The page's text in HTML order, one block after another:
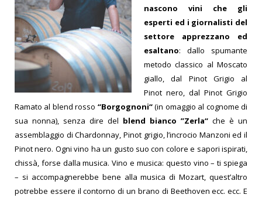
nascono vini che gli
esperti ed i giornalisti del
settore apprezzano ed
esaltano: dallo spumante
metodo classico al Moscato
giallo, dal Pinot Grigio al
Pinot nero, dal Pinot Grigio
Ramato al blend rosso “Borgognoni“(in omaggio al cognome di
sua nonna), senza dire del blend bianco ”Zerla“ che è un
assemblaggio di Chardonnay, Pinot grigio, l’incrocio Manzoni ed il
Pinot nero. Ogni vino ha un gusto suo con colore e sapori ispirati,
chissà, forse dalla musica. Vino e musica: questo vino – ti spiega
– si accompagnerebbe bene alla musica di Mozart, quest’altro
potrebbe essere il contorno di un brano di Beethoven ecc. ecc. E